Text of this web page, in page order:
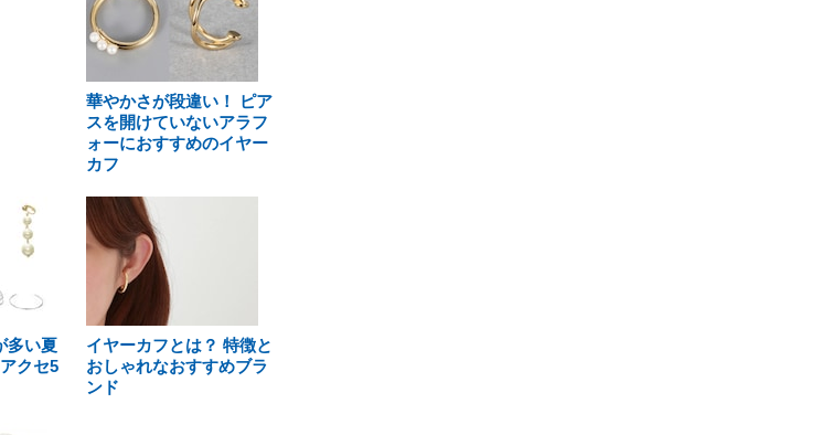
華やかさが段違い！ ピア
スを開けていないアラフ
ォーにおすすめのイヤー
カフ
多い夏
クセ5
イヤーカフとは？ 特徴と
おしゃれなおすすめブラ
ンド